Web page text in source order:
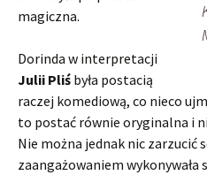
magiczna.
Dorinda w interpretacji
Julii Pliś była postacią
raczej komediową, co nieco
to postać równie oryginalna i
Nie można jednak nic zarzucić
zaangażowaniem